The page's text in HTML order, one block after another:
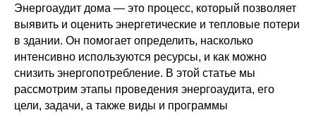
Энергоаудит дома — это процесс, который позволяет
выявить и оценить энергетические и тепловые потери
в здании. Он помогает определить, насколько
интенсивно используются ресурсы, и как можно
снизить энергопотребление. В этой статье мы
рассмотрим этапы проведения энергоаудита, его
цели, задачи, а также виды и программы